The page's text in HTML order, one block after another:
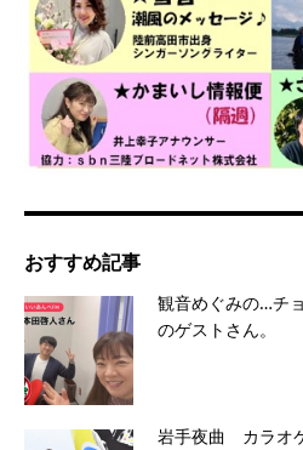
おすすめ記事
観音めぐみの…チ
のゲストさん。
岩手夜曲 カラオ